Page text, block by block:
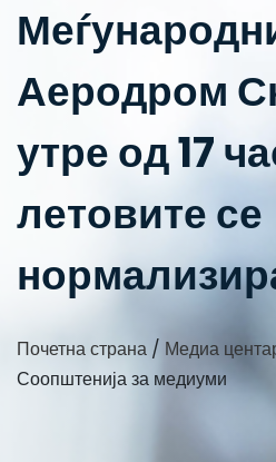
Аеродром
утре од 17
летовите се
Почетна страна / Медиа
Соопштенија за медиуми